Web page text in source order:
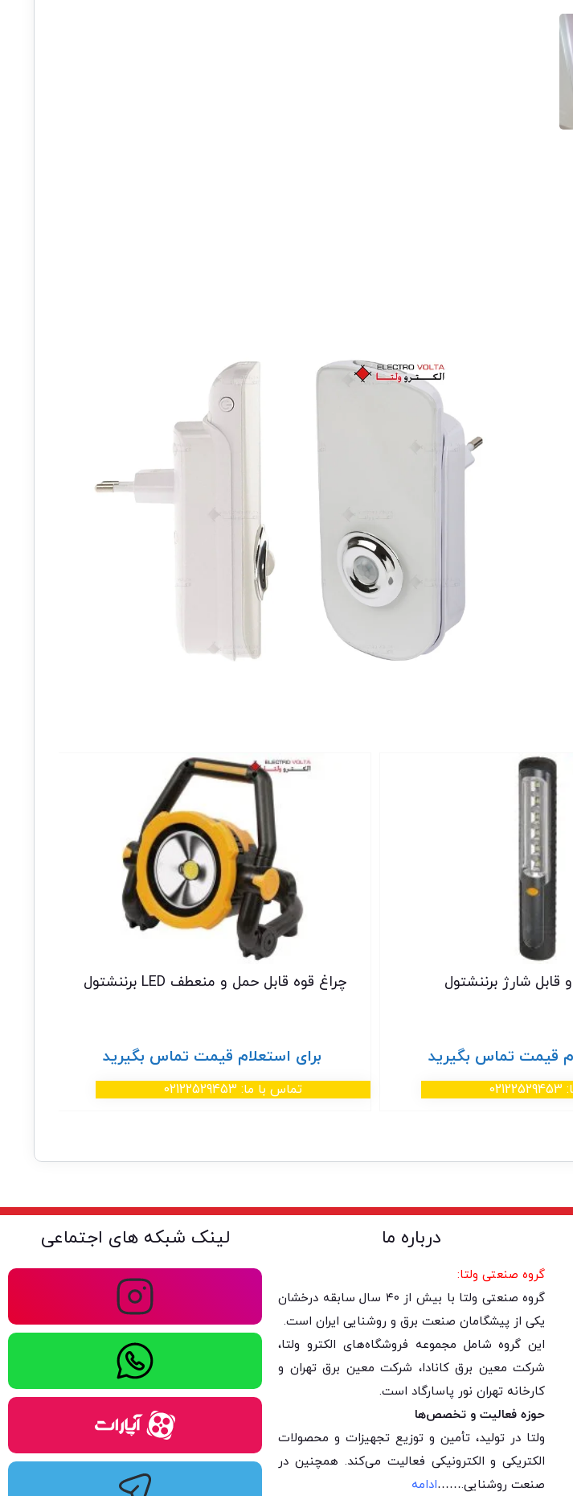
شارژ برننشتول
قیمت تماس بگیرید
چراغ قوه قابل حمل و منعطف LED برننشتول
برای استعلام قیمت تماس بگیرید
تماس با ما: 02122529453
درباره ما
گروه صنعتی ولتا:
گروه صنعتی ولتا با بیش از ۴۰ سال سابقه درخشان
یکی از پیشگامان صنعت برق و روشنایی ایران است.
این گروه شامل مجموعه فروشگاه‌های الکترو ولتا،
شرکت معین برق کانادا، شرکت معین برق تهران و
کارخانه تهران نور پاسارگاد است.
حوزه فعالیت و تخصص‌ها
ولتا در تولید، تأمین و توزیع تجهیزات و محصولات
الکتریکی و الکترونیکی فعالیت می‌کند. همچنین در
صنعت روشنایی.……ادامه
لینک شبکه های اجتماعی